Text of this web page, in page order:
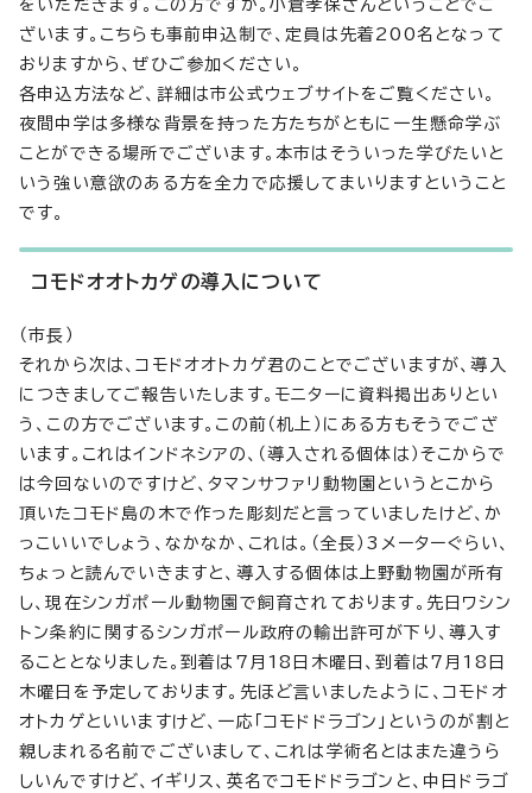
をいただきます。この方ですか。小倉孝保さんということでご
ざいます。こちらも事前申込制で、定員は先着200名となって
おりますから、ぜひご参加ください。
各申込方法など、詳細は市公式ウェブサイトをご覧ください。
夜間中学は多様な背景を持った方たちがともに一生懸命学ぶ
ことができる場所でございます。本市はそういった学びたいと
いう強い意欲のある方を全力で応援してまいりますということ
です。
コモドオオトカゲの導入について
（市長）
それから次は、コモドオオトカゲ君のことでございますが、導入
につきましてご報告いたします。モニターに資料掲出ありとい
う、この方でございます。この前（机上）にある方もそうでござ
います。これはインドネシアの、（導入される個体は）そこからで
は今回ないのですけど、タマンサファリ動物園というとこから
頂いたコモド島の木で作った彫刻だと言っていましたけど、か
っこいいでしょう、なかなか、これは。（全長）3メーターぐらい、
ちょっと読んでいきますと、導入する個体は上野動物園が所有
し、現在シンガポール動物園で飼育されております。先日ワシン
トン条約に関するシンガポール政府の輸出許可が下り、導入す
ることとなりました。到着は7月18日木曜日、到着は7月18日
木曜日を予定しております。先ほど言いましたように、コモドオ
オトカゲといいますけど、一応「コモドドラゴン」というのが割と
親しまれる名前でございまして、これは学術名とはまた違うら
しいんですけど、イギリス、英名でコモドドラゴンと、中日ドラゴ